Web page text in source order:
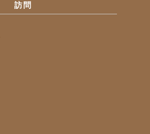
訪問